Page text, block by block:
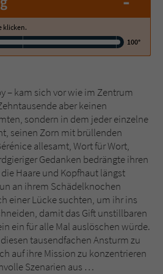
klicken.
100°
– kam sich vor wie im Zentrum
aber keinen
sondern in dem jeder einzelne
seinen Zorn mit brüllenden
allesamt, Wort für Wort,
Gedanken bedrängte ihren
Haare und Kopfhaut längst
an ihrem Schädelknochen
einer Lücke suchten, um ihr ins
damit das Gift unstillbaren
ein für alle Mal auslöschen würde.
tausendfachen Ansturm zu
auf ihre Mission zu konzentrieren
Szenarien aus …
Couch Medien GmbH & Co. KG
Kommentare einzelner Buchtitel
Couch Medien GmbH & Co. KG
gewährleistet die
der Webseite mit dem
Es wird benötigt um z. B. den